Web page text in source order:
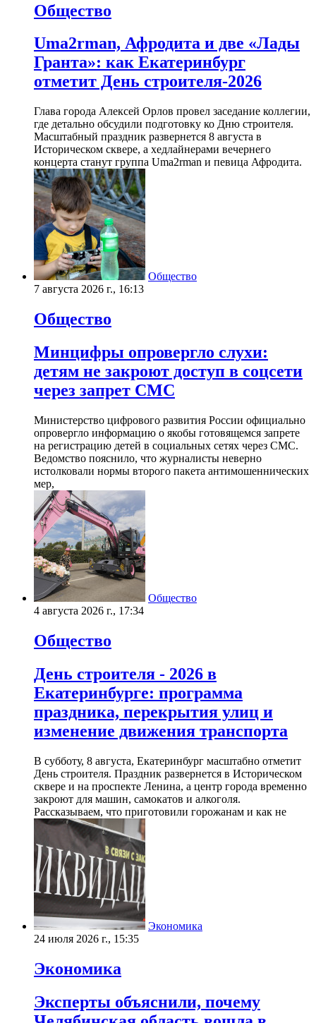
Общество
Uma2rman, Афродита и две «Лады
Гранта»: как Екатеринбург
отметит День строителя-2026
Глава города Алексей Орлов провел заседание коллегии,
где детально обсудили подготовку ко Дню строителя.
Масштабный праздник развернется 8 августа в
Историческом сквере, а хедлайнерами вечернего
концерта станут группа Uma2rman и певица Афродита.
Общество
7 августа 2026 г., 16:13
Общество
Минцифры опровергло слухи:
детям не закроют доступ в соцсети
через запрет СМС
Министерство цифрового развития России официально
опровергло информацию о якобы готовящемся запрете
на регистрацию детей в социальных сетях через СМС.
Ведомство пояснило, что журналисты неверно
истолковали нормы второго пакета антимошеннических
мер,
Общество
4 августа 2026 г., 17:34
Общество
День строителя - 2026 в
Екатеринбурге: программа
праздника, перекрытия улиц и
изменение движения транспорта
В субботу, 8 августа, Екатеринбург масштабно отметит
День строителя. Праздник развернется в Историческом
сквере и на проспекте Ленина, а центр города временно
закроют для машин, самокатов и алкоголя.
Рассказываем, что приготовили горожанам и как не
Экономика
24 июля 2026 г., 15:35
Экономика
Эксперты объяснили, почему